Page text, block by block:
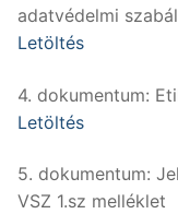
adatvédelmi
Letöltés
4. dokumentum:
Letöltés
5. dokumentum:
VSZ 1.sz melléklet